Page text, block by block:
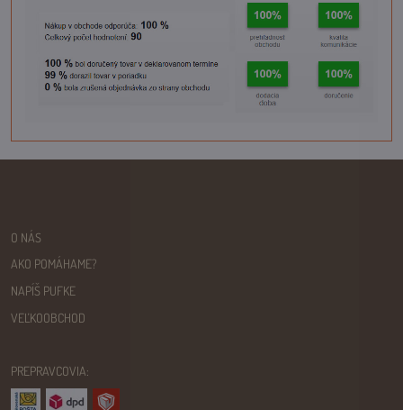
O NÁS
AKO POMÁHAME?
NAPÍŠ PUFKE
VEĽKOOBCHOD
PREPRAVCOVIA: